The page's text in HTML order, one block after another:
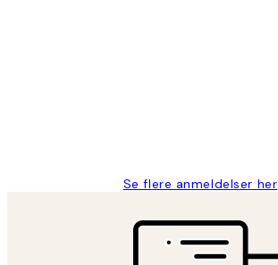
Se flere anmeldelser her